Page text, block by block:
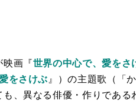
映画『世界の中心で、愛をさ
をさけぶ 』）の主題歌（「
、異なる俳優・作りである